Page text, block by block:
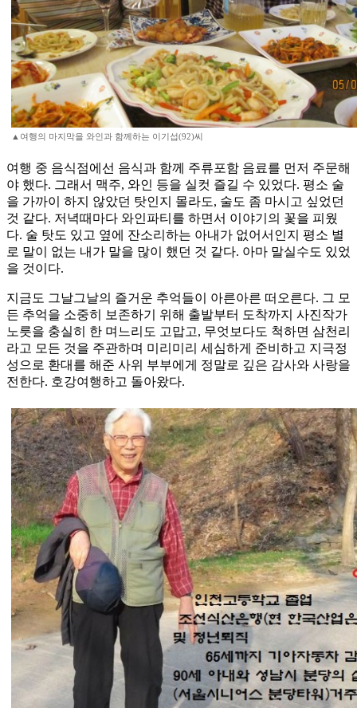
▲여행의 마지막을 와인과 함께하는 이기섭(92)씨
여행 중 음식점에선 음식과 함께 주류포함 음료를 먼저 주문해
야 했다. 그래서 맥주, 와인 등을 실컷 즐길 수 있었다. 평소 술
을 가까이 하지 않았던 탓인지 몰라도, 술도 좀 마시고 싶었던
것 같다. 저녁때마다 와인파티를 하면서 이야기의 꽃을 피웠
다. 술 탓도 있고 옆에 잔소리하는 아내가 없어서인지 평소 별
로 말이 없는 내가 말을 많이 했던 것 같다. 아마 말실수도 있었
을 것이다.
지금도 그날그날의 즐거운 추억들이 아른아른 떠오른다. 그 모
든 추억을 소중히 보존하기 위해 출발부터 도착까지 사진작가
노릇을 충실히 한 며느리도 고맙고, 무엇보다도 척하면 삼천리
라고 모든 것을 주관하며 미리미리 세심하게 준비하고 지극정
성으로 환대를 해준 사위 부부에게 정말로 깊은 감사와 사랑을
전한다. 호강여행하고 돌아왔다.